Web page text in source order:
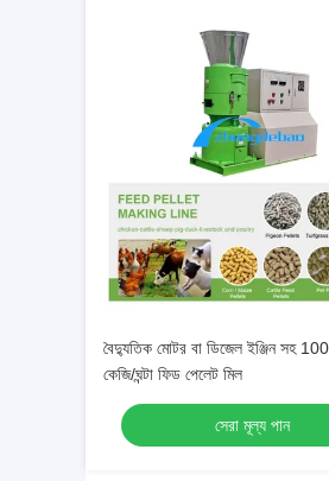
বৈদ্যুতিক মোটর বা ডিজেল ইঞ্জিন সহ
কেজি/ঘন্টা ফিড পেলেট মিল
সেরা মূল্য পান